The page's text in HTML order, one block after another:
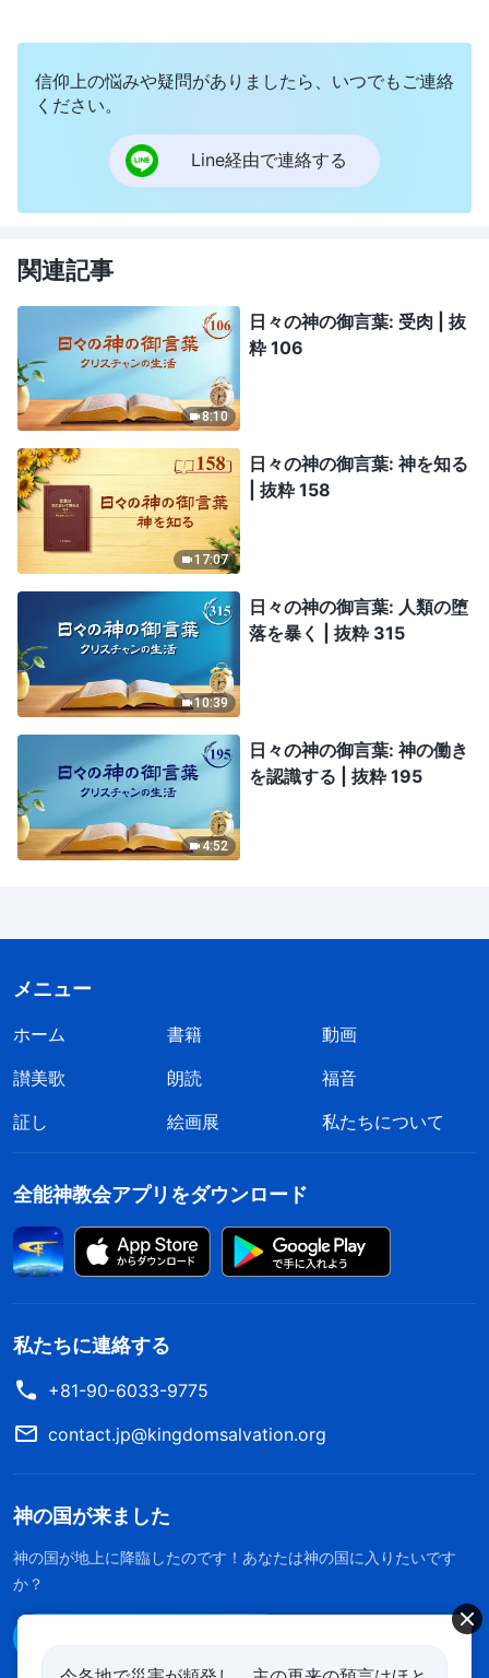
信仰上の悩みや疑問がありましたら、いつでもご連絡
ください。
Line経由で連絡する
関連記事
8:10
日々の神の御言葉: 受肉 | 抜
粋 106
17:07
日々の神の御言葉: 神を知る
| 抜粋 158
10:39
日々の神の御言葉: 人類の堕
落を暴く | 抜粋 315
4:52
日々の神の御言葉: 神の働き
を認識する | 抜粋 195
メニュー
ホーム 書籍
動画
讃美歌
朗読
福音
証し
絵画展 私たちについて
全能神教会アプリをダウンロード
私たちに連絡する
+81-90-6033-9775
contact.jp@kingdomsalvation.org
神の国が来ました
神の国が地上に降臨したのです！あなたは神の国に入りたいです
か？